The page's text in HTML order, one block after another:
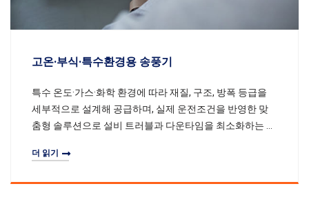
고온·부식·특수환경용 송풍기
특수 온도·가스·화학 환경에 따라 재질, 구조, 방폭 등급을
세부적으로 설계해 공급하며, 실제 운전조건을 반영한 맞
춤형 솔루션으로 설비 트러블과 다운타임을 최소화하는 것
더 읽기